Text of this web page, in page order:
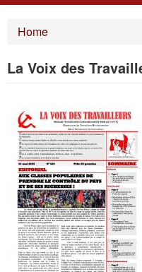
CONTACT
Home
La Voix des